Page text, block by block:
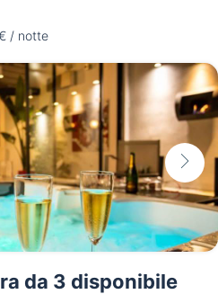
/ notte
da 3 disponibile